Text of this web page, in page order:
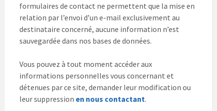
formulaires de contact ne permettent que la mise en
relation par l’envoi d’un e-mail exclusivement au
destinataire concerné, aucune information n’est
sauvegardée dans nos bases de données.
Vous pouvez à tout moment accéder aux
informations personnelles vous concernant et
détenues par ce site, demander leur modification ou
leur suppression en nous contactant.